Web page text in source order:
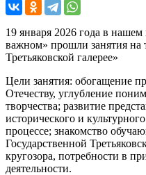
19 января 2026 года в
важном» прошли занятия на
Третьяковской галерее»
Цели занятия: обогащение
Отечеству, углубление
творчества; развитие
исторического и
процессе; знакомство
Государственной
кругозора, потребности в
деятельности.